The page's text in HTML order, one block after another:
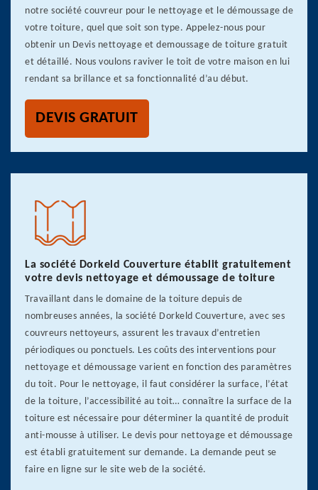
notre société couvreur pour le nettoyage et le démoussage de
votre toiture, quel que soit son type. Appelez-nous pour
obtenir un Devis nettoyage et demoussage de toiture gratuit
et détaillé. Nous voulons raviver le toit de votre maison en lui
rendant sa brillance et sa fonctionnalité d’au début.
DEVIS GRATUIT
La société Dorkeld Couverture établit gratuitement
votre devis nettoyage et démoussage de toiture
Travaillant dans le domaine de la toiture depuis de
nombreuses années, la société Dorkeld Couverture, avec ses
couvreurs nettoyeurs, assurent les travaux d’entretien
périodiques ou ponctuels. Les coûts des interventions pour
nettoyage et démoussage varient en fonction des paramètres
du toit. Pour le nettoyage, il faut considérer la surface, l’état
de la toiture, l’accessibilité au toit… connaître la surface de la
toiture est nécessaire pour déterminer la quantité de produit
anti-mousse à utiliser. Le devis pour nettoyage et démoussage
est établi gratuitement sur demande. La demande peut se
faire en ligne sur le site web de la société.